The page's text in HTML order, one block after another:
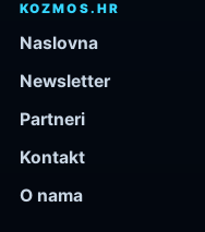
KOZMOS.HR
Naslovna
Newsletter
Partneri
Kontakt
O nama